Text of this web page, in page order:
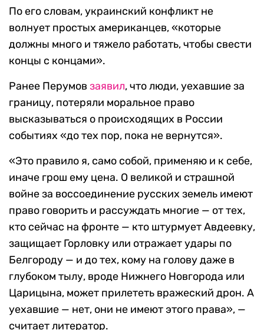
По его словам, украинский конфликт не
волнует простых американцев, «которые
должны много и тяжело работать, чтобы свести
концы с концами».
Ранее Перумов заявил, что люди, уехавшие за
границу, потеряли моральное право
высказываться о происходящих в России
событиях «до тех пор, пока не вернутся».
«Это правило я, само собой, применяю и к себе,
иначе грош ему цена. О великой и страшной
войне за воссоединение русских земель имеют
право говорить и рассуждать многие — от тех,
кто сейчас на фронте — кто штурмует Авдеевку,
защищает Горловку или отражает удары по
Белгороду — и до тех, кому на голову даже в
глубоком тылу, вроде Нижнего Новгорода или
Царицына, может прилететь вражеский дрон. А
уехавшие — нет, они не имеют этого права», —
считает литератор.